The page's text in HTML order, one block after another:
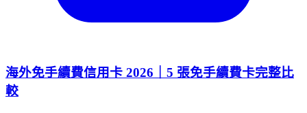
海外免手續費信用卡 2026｜5 張免手續費卡完整比
較